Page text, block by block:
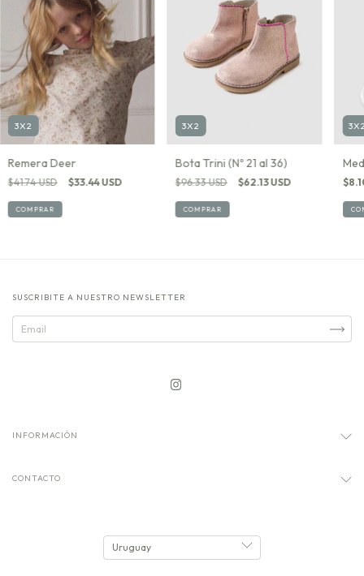
3X2
Remera Deer
$41.74 USD $33.44 USD
COMPRAR
3X2
Bota Trini (Nº 21 al 36)
$96.33 USD $62.13 USD
COMPRAR
SUSCRIBITE A NUESTRO NEWSLETTER
INFORMACIÓN
CONTACTO